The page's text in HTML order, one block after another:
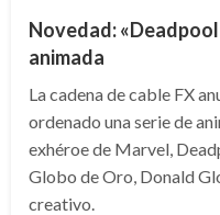
Novedad:
animada
La cadena de cable FX
ordenado una serie de
exhéroe de Marvel,
Globo de Oro, Donald
creativo.